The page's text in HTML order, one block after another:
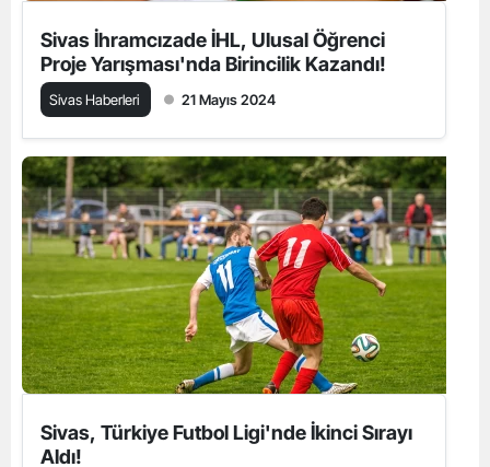
Sivas İhramcızade İHL, Ulusal Öğrenci
Proje Yarışması'nda Birincilik Kazandı!
Sivas Haberleri 21 Mayıs 2024
Sivas, Türkiye Futbol Ligi'nde İkinci Sırayı
Aldı!